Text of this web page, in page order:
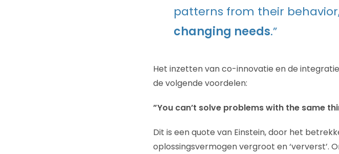
patterns from their
changing needs.”
Het inzetten van co-innovatie en de
de volgende voordelen:
”You can’t solve problems with the same
Dit is een quote van Einstein, door het
oplossingsvermogen vergroot en ‘ververst’.